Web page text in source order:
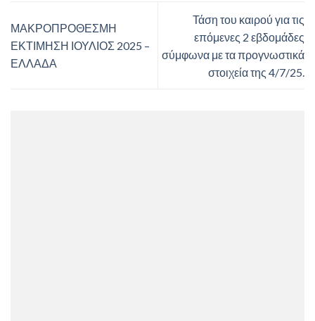
ΜΑΚΡΟΠΡΟΘΕΣΜΗ
ΕΚΤΙΜΗΣΗ ΙΟΥΛΙΟΣ 2025 –
ΕΛΛΑΔΑ
Τάση του καιρού για τις
επόμενες 2 εβδομάδες
σύμφωνα με τα προγνωστικά
στοιχεία της 4/7/25.